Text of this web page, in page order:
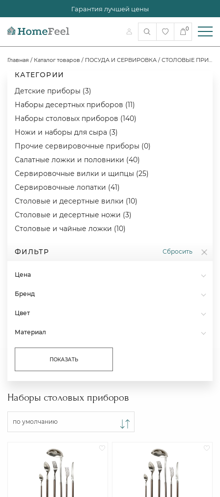
Гарантия лучшей цены
0
Главная / Каталог товаров / ПОСУДА И СЕРВИРОВКА / СТОЛОВЫЕ ПРИБОРЫ
КАТЕГОРИИ
Детские приборы (3)
Наборы десертных приборов (11)
Наборы столовых приборов (140)
Ножи и наборы для сыра (3)
Прочие сервировочные приборы (0)
Салатные ложки и половники (40)
Сервировочные вилки и щипцы (25)
Сервировочные лопатки (41)
Столовые и десертные вилки (10)
Столовые и десертные ножи (3)
Столовые и чайные ложки (10)
ФИЛЬТР Сбросить
Цена
Бренд
Цвет
Материал
ПОКАЗАТЬ
Наборы столовых приборов
по умолчанию